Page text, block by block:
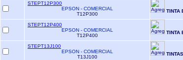
STEPT12P300
EPSON - COMERCIAL
T12P300
TINTA
STEPT12P400
EPSON - COMERCIAL
T12P400
TINTA
STEPT13J100
EPSON - COMERCIAL
T13J100